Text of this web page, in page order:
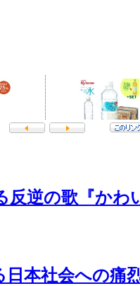
逆の歌『かわ
本社会への痛